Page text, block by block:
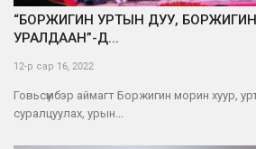
“БОРЖИГИН УРТЫН ДУУ,
УРАЛДААН”-Д...
12-р сар 16, 2022
Говьсүмбэр аймагт Боржигин морин хуур,
суралцуулах, урын...